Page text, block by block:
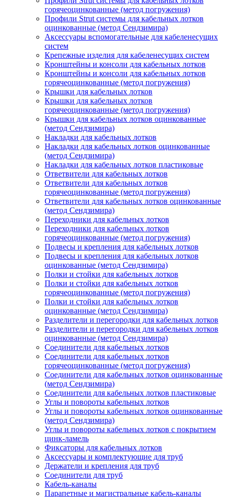
горячеоцинкованные (метод погружения)
Профили Strut системы для кабельных лотков
оцинкованные (метод Сендзимира)
Аксессуары вспомогательные для кабеленесущих
систем
Крепежные изделия для кабеленесущих систем
Кронштейны и консоли для кабельных лотков
Кронштейны и консоли для кабельных лотков
горячеоцинкованные (метод погружения)
Крышки для кабельных лотков
Крышки для кабельных лотков
горячеоцинкованные (метод погружения)
Крышки для кабельных лотков оцинкованные
(метод Сендзимира)
Накладки для кабельных лотков
Накладки для кабельных лотков оцинкованные
(метод Сендзимира)
Накладки для кабельных лотков пластиковые
Ответвители для кабельных лотков
Ответвители для кабельных лотков
горячеоцинкованные (метод погружения)
Ответвители для кабельных лотков оцинкованные
(метод Сендзимира)
Переходники для кабельных лотков
Переходники для кабельных лотков
горячеоцинкованные (метод погружения)
Подвесы и крепления для кабельных лотков
Подвесы и крепления для кабельных лотков
оцинкованные (метод Сендзимира)
Полки и стойки для кабельных лотков
Полки и стойки для кабельных лотков
горячеоцинкованные (метод погружения)
Полки и стойки для кабельных лотков
оцинкованные (метод Сендзимира)
Разделители и перегородки для кабельных лотков
Разделители и перегородки для кабельных лотков
оцинкованные (метод Сендзимира)
Соединители для кабельных лотков
Соединители для кабельных лотков
горячеоцинкованные (метод погружения)
Соединители для кабельных лотков оцинкованные
(метод Сендзимира)
Соединители для кабельных лотков пластиковые
Углы и повороты кабельных лотков
Углы и повороты кабельных лотков оцинкованные
(метод Сендзимира)
Углы и повороты кабельных лотков с покрытием
цинк-ламель
Фиксаторы для кабельных лотков
Аксессуары и комплектующие для труб
Держатели и крепления для труб
Соединители для труб
Кабель-каналы
Парапетные и магистральные кабель-каналы